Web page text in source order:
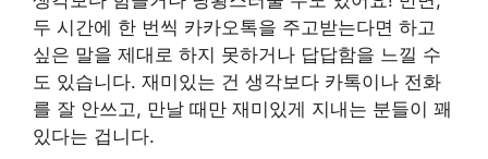
두 시간에 한 번씩 카카오톡을 주고받는다면 하고
싶은 말을 제대로 하지 못하거나 답답함을 느낄 수
도 있습니다. 재미있는 건 생각보다 카톡이나 전화
를 잘 안쓰고, 만날 때만 재미있게 지내는 분들이 꽤
있다는 겁니다.